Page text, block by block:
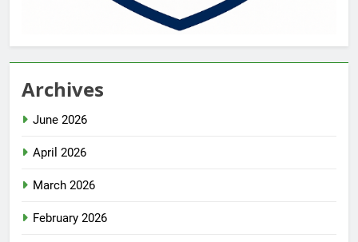
Archives
June 2026
April 2026
March 2026
February 2026